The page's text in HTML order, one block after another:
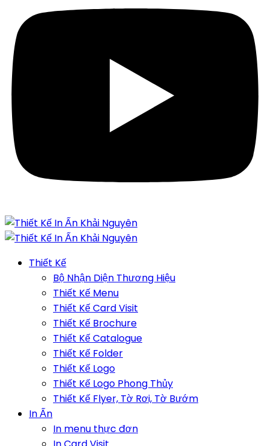
Thiết Kế
Bộ Nhận Diện Thương Hiệu
Thiết Kế Menu
Thiết Kế Card Visit
Thiết Kế Brochure
Thiết Kế Catalogue
Thiết Kế Folder
Thiết Kế Logo
Thiết Kế Logo Phong Thủy
Thiết Kế Flyer, Tờ Rơi, Tờ Bướm
In Ấn
In menu thực đơn